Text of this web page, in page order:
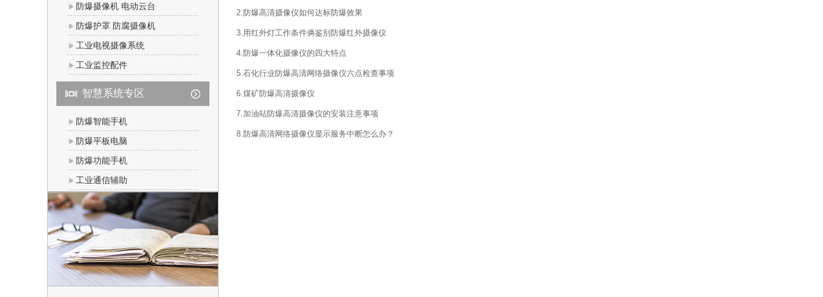
防爆摄像机 电动云台
防爆护罩 防腐摄像机
工业电视摄像系统
工业监控配件
智慧系统专区
防爆智能手机
防爆平板电脑
防爆功能手机
工业通信辅助
2.防爆高清摄像仪如何达标防爆效果
3.用红外灯工作条件俩鉴别防爆红外摄像仪
4.防爆一体化摄像仪的四大特点
5.石化行业防爆高清网络摄像仪六点检查事项
6.煤矿防爆高清摄像仪
7.加油站防爆高清摄像仪的安装注意事项
8.防爆高清网络摄像仪显示服务中断怎么办？